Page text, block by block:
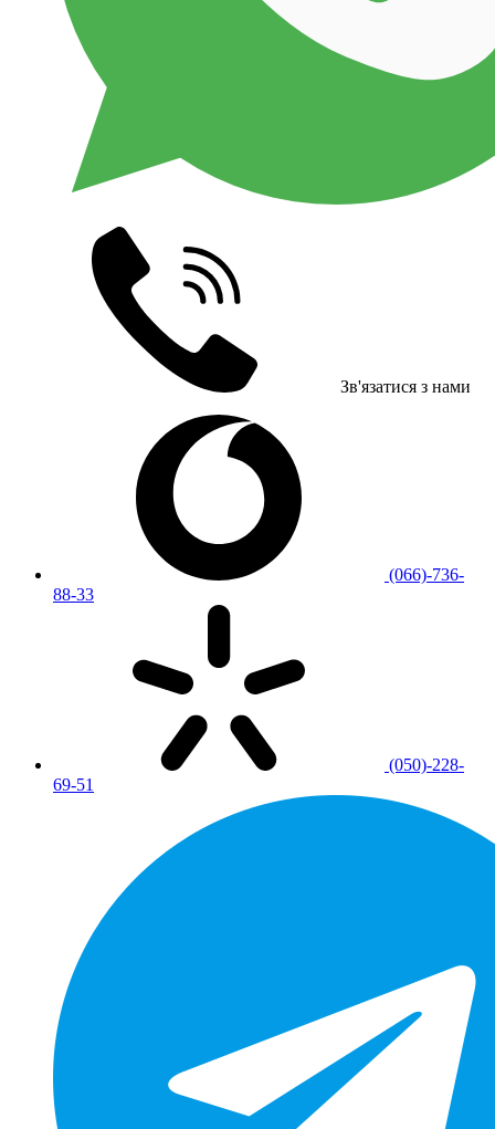
Зв'язатися з нами
(066)-736-
88-33
(050)-228-
69-51